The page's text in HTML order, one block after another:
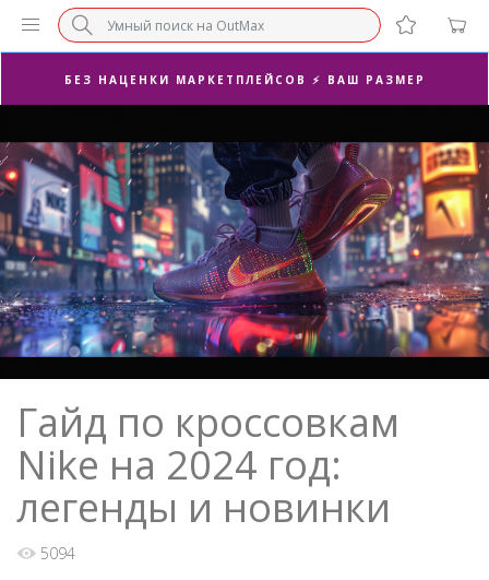
БЕЗ НАЦЕНКИ МАРКЕТПЛЕЙСОВ ⚡ ВАШ РАЗМЕР
3-Я ПАРА В ПОДАРОК 🎁
СУПЕРАКЦИЯ 🔥 2-Я ПАРА -50%
Гайд по кроссовкам
Nike на 2024 год:
легенды и новинки
5094